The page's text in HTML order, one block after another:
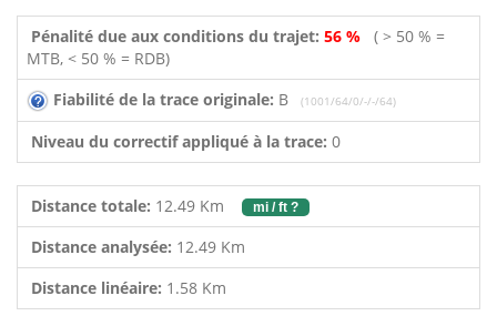
Pénalité due aux conditions du trajet: 56 % ( > 50 % =
MTB, < 50 % = RDB)
Fiabilité de la trace originale: B (1001/64/0/-/-/64)
Niveau du correctif appliqué à la trace: 0
Distance totale: 12.49 Km mi / ft ?
Distance analysée: 12.49 Km
Distance linéaire: 1.58 Km